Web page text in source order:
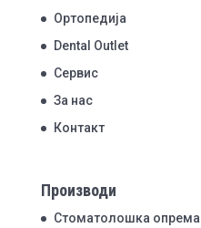
Ортопедија
Dental Outlet
Сервис
За нас
Контакт
Производи
Стоматолошка опрема